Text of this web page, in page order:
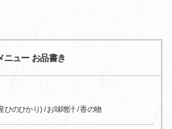
ニュー お品書き
ひのひかり) / お味噌汁 / 香の物